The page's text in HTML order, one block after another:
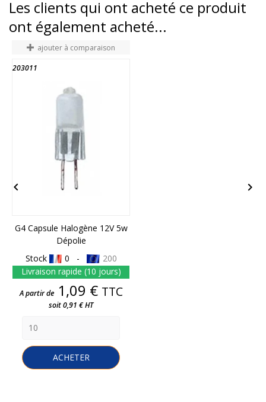
Les clients qui ont acheté ce produit
ont également acheté...
ajouter à comparaison
203011 FIN DE STOCK
G4 Capsule Halogène 12V 5w
Dépolie
Stock
0 -
200
Livraison rapide (10 jours)
Prix
A partir de 1,09 € TTC
soit 0,91 € HT
ACHETER
 